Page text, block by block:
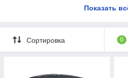
цветам. При обмотке
механической и
Показать
Сортировка 0